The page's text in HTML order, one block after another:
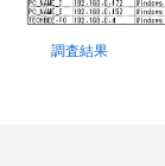
調査結果